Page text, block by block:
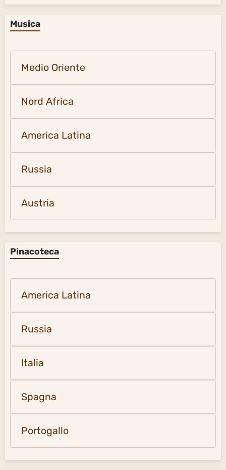
Musica
Medio Oriente
Nord Africa
America Latina
Russia
Austria
Pinacoteca
America Latina
Russia
Italia
Spagna
Portogallo